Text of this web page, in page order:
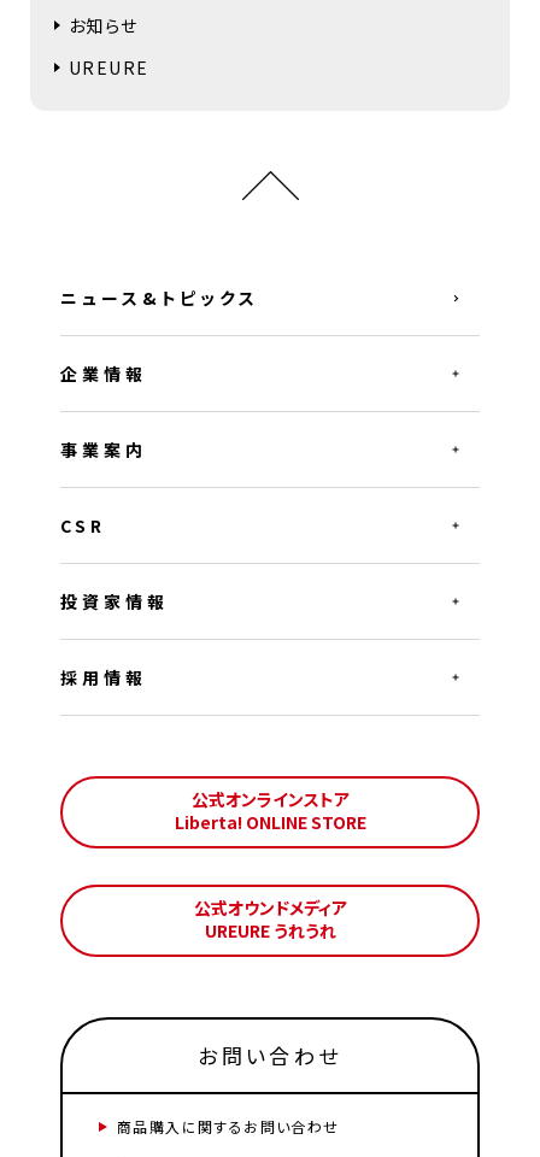
お知らせ
UREURE
ニュース&トピックス
企業情報
事業案内
CSR
投資家情報
採用情報
公式オンラインストア
Liberta! ONLINE STORE
公式オウンドメディア
UREURE うれうれ
お問い合わせ
商品購入に関するお問い合わせ